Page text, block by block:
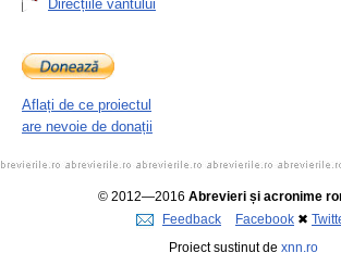
Direcțiile vântului
Aflați de ce proiectul
are nevoie de donații
© 2012—2016 Abrevieri și acronime
Feedback
Facebook ✖
Proiect susținut de xnn.ro